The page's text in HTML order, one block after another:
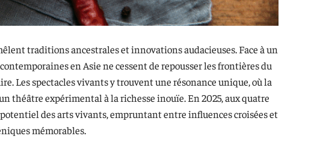
traditions ancestrales et innovations audacieuses. Face à un
en Asie ne cessent de repousser les frontières du
Les spectacles vivants y trouvent une résonance unique, où la
théâtre expérimental à la richesse inouïe. En 2025, aux quatre
des arts vivants, empruntant entre influences croisées et
mémorables.